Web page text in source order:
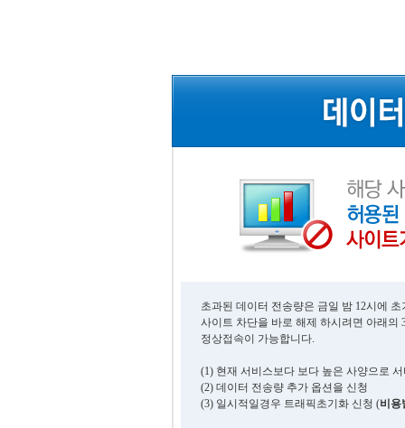
초과된 데이터 전송량은 금일 밤 12시에
사이트 차단을 바로 해제 하시려면 아래의
정상접속이 가능합니다.
(1) 현재 서비스보다 보다 높은 사양으로
(2) 데이터 전송량 추가 옵션을 신청
(3) 일시적일경우 트래픽초기화 신청 (비용